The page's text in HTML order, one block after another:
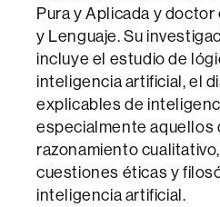
Pura y Aplicada y
y Lenguaje. Su
incluye el estudio de
inteligencia artificial, el
explicables de
especialmente aquellos
razonamiento
cuestiones éticas y
inteligencia artificial.